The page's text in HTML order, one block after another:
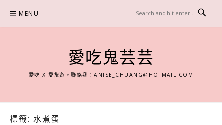
content
MENU
愛吃鬼芸芸
愛吃 X 愛旅遊。聯絡我：ANISE_CHUANG@HOTMAIL.COM
標籤: 水煮蛋